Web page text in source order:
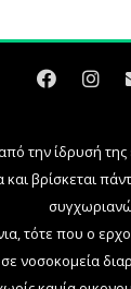
την ίδρυσή της
και βρίσκεται
τότε που ο
νοσοκομεία